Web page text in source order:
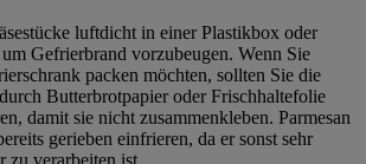
luftdicht in einer Plastikbox oder
Gefrierbrand vorzubeugen. Wenn Sie
packen möchten, sollten Sie die
Butterbrotpapier oder Frischhaltefolie
damit sie nicht zusammenkleben. Parmesan
gerieben einfrieren, da er sonst sehr